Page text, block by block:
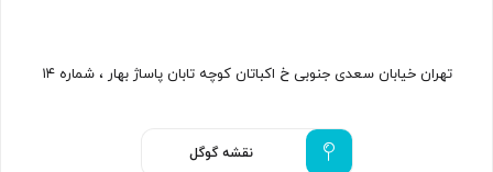
تهران خیابان سعدی جنوبی خ اکباتان کوچه تابان پاساژ بهار ، شماره ۱۴
نقشه گوگل